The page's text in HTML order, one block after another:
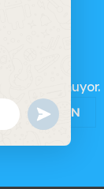
bulunmuyor.
GERI DÖN
UNDEFINED